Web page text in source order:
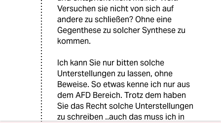
Versuchen sie nicht von sich auf
andere zu schließen? Ohne eine
Gegenthese zu solcher Synthese zu
kommen.
Ich kann Sie nur bitten solche
Unterstellungen zu lassen, ohne
Beweise. So etwas kenne ich nur aus
dem AFD Bereich. Trotz dem haben
Sie das Recht solche Unterstellungen
zu schreiben ..auch das muss ich in